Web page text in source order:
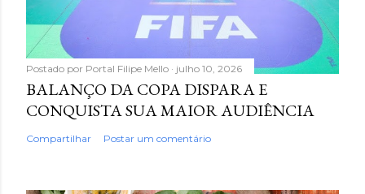
Postado por Portal Filipe Mello julho 10, 2026
BALANÇO DA COPA DISPARA E
CONQUISTA SUA MAIOR AUDIÊNCIA
Compartilhar Postar um comentário